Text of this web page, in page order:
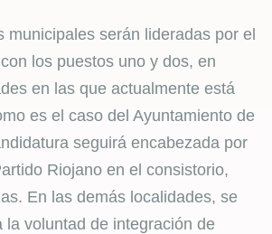
municipales serán lideradas por el
los puestos uno y dos, en
en las que actualmente está
es el caso del Ayuntamiento de
seguirá encabezada por
Riojano en el consistorio,
En las demás localidades, se
la voluntad de integración de